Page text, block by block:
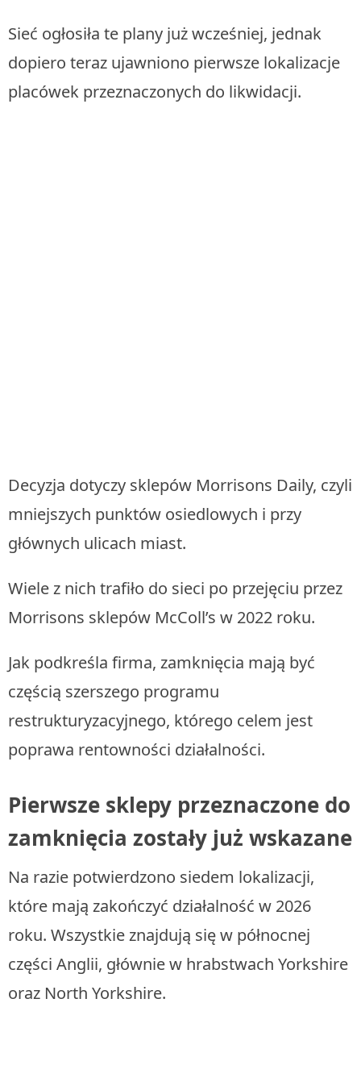
Sieć ogłosiła te plany już wcześniej, jednak
dopiero teraz ujawniono pierwsze lokalizacje
placówek przeznaczonych do likwidacji.
Decyzja dotyczy sklepów Morrisons Daily, czyli
mniejszych punktów osiedlowych i przy
głównych ulicach miast.
Wiele z nich trafiło do sieci po przejęciu przez
Morrisons sklepów McColl’s w 2022 roku.
Jak podkreśla firma, zamknięcia mają być
częścią szerszego programu
restrukturyzacyjnego, którego celem jest
poprawa rentowności działalności.
Pierwsze sklepy przeznaczone do
zamknięcia zostały już wskazane
Na razie potwierdzono siedem lokalizacji,
które mają zakończyć działalność w 2026
roku. Wszystkie znajdują się w północnej
części Anglii, głównie w hrabstwach Yorkshire
oraz North Yorkshire.